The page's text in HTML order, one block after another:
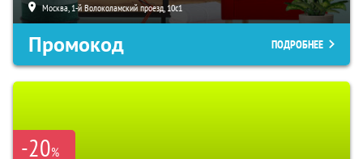
Москва, 1-й Волоколамский проезд, 10с1
Промокод ПОДРОБНЕЕ
-20%